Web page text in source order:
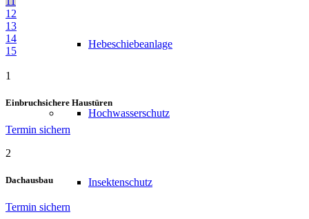
Hebeschiebeanlage
Hochwasserschutz
Insektenschutz
12
13
14
15
1
Einbruchsichere Haustüren
Termin sichern
2
Dachausbau
Termin sichern